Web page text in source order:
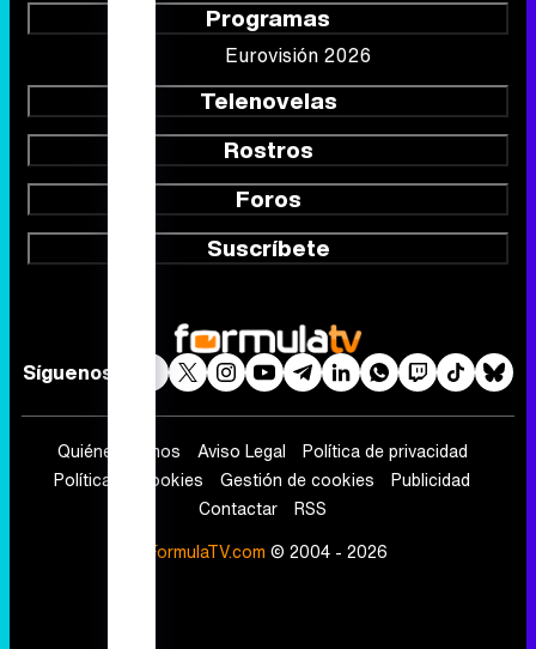
Programas
Eurovisión 2026
Telenovelas
Rostros
Foros
Suscríbete
Síguenos
Quiénes somos Aviso Legal
Política de privacidad
Política de cookies
Gestión de cookies
Publicidad
Contactar
RSS
FormulaTV.com © 2004 - 2026